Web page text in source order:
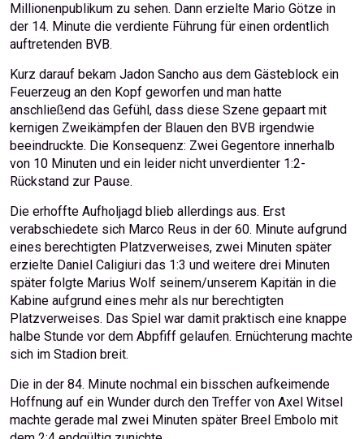
Millionenpublikum zu sehen. Dann erzielte Mario Götze in
der 14. Minute die verdiente Führung für einen ordentlich
auftretenden BVB.
Kurz darauf bekam Jadon Sancho aus dem Gästeblock ein
Feuerzeug an den Kopf geworfen und man hatte
anschließend das Gefühl, dass diese Szene gepaart mit
kernigen Zweikämpfen der Blauen den BVB irgendwie
beeindruckte. Die Konsequenz: Zwei Gegentore innerhalb
von 10 Minuten und ein leider nicht unverdienter 1:2-
Rückstand zur Pause.
Die erhoffte Aufholjagd blieb allerdings aus. Erst
verabschiedete sich Marco Reus in der 60. Minute aufgrund
eines berechtigten Platzverweises, zwei Minuten später
erzielte Daniel Caligiuri das 1:3 und weitere drei Minuten
später folgte Marius Wolf seinem/unserem Kapitän in die
Kabine aufgrund eines mehr als nur berechtigten
Platzverweises. Das Spiel war damit praktisch eine knappe
halbe Stunde vor dem Abpfiff gelaufen. Ernüchterung machte
sich im Stadion breit.
Die in der 84. Minute nochmal ein bisschen aufkeimende
Hoffnung auf ein Wunder durch den Treffer von Axel Witsel
machte gerade mal zwei Minuten später Breel Embolo mit